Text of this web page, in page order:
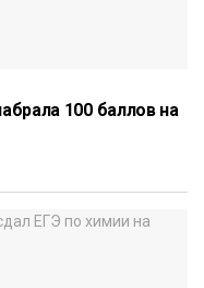
100 баллов на